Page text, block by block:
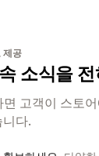
제공
소식을
고객이 스토
다.